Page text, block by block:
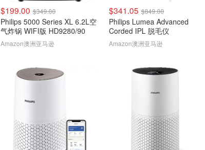
$199.00 $349.00
Philips 5000 Series XL 6.2L空
气炸锅 WIFI版 HD9280/90
Amazon澳洲亚马逊
$341.05 $849.00
Philips Lumea Advanced
Corded IPL 脱毛仪
Amazon澳洲亚马逊